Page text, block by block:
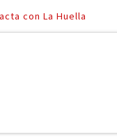
con La Huella